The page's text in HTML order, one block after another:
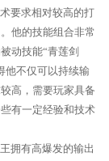
要求相对较高的打
他的技能组合非常
动技能“青莲剑
他不仅可以持续输
高，需要玩家具备
有一定经验和技术
拥有高爆发的输出